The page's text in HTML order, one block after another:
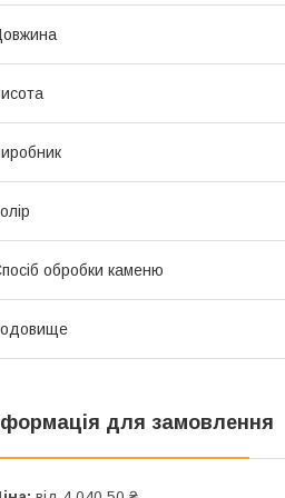
обробки каменю
для замовлення